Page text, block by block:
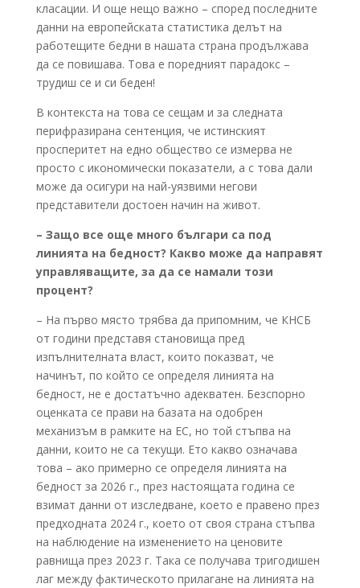
класации. И още нещо важно – според последните
данни на европейската статистика делът на
работещите бедни в нашата страна продължава
да се повишава. Това е поредният парадокс –
трудиш се и си беден!
В контекста на това се сещам и за следната
перифразирана сентенция, че истинският
просперитет на едно общество се измерва не
просто с икономически показатели, а с това дали
може да осигури на най-уязвими негови
представители достоен начин на живот.
– Защо все още много българи са под
линията на бедност? Какво може да направят
управляващите, за да се намали този
процент?
– На първо място трябва да припомним, че КНСБ
от години представя становища пред
изпълнителната власт, които показват, че
начинът, по който се определя линията на
бедност, не е достатъчно адекватен. Безспорно
оценката се прави на базата на одобрен
механизъм в рамките на ЕС, но той стъпва на
данни, които не са текущи. Ето какво означава
това – ако примерно се определя линията на
бедност за 2026 г., през настоящата година се
взимат данни от изследване, което е правено през
предходната 2024 г., което от своя страна стъпва
на наблюдение на изменението на ценовите
равнища през 2023 г. Така се получава тригодишен
лаг между фактическото прилагане на линията на